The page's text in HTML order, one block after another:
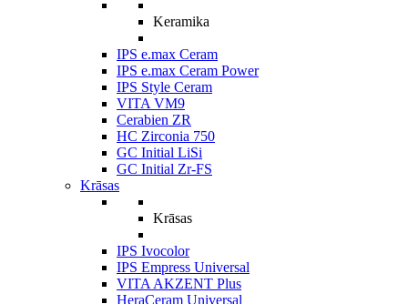
Keramika
IPS e.max Ceram
IPS e.max Ceram Power
IPS Style Ceram
VITA VM9
Cerabien ZR
HC Zirconia 750
GC Initial LiSi
GC Initial Zr-FS
Krāsas
Krāsas
IPS Ivocolor
IPS Empress Universal
VITA AKZENT Plus
HeraCeram Universal